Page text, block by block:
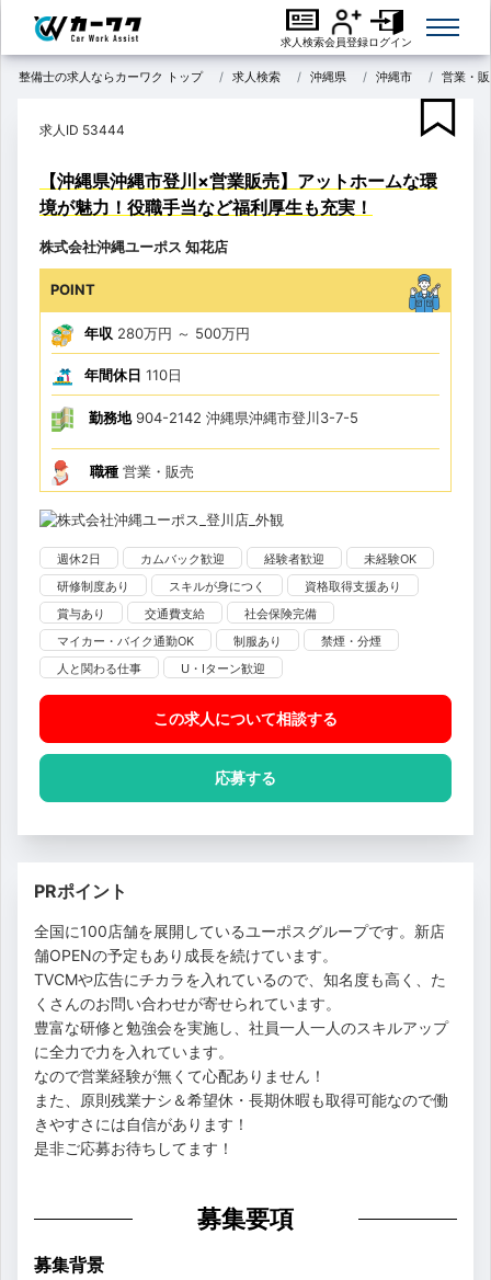
求人検索会員登録ログイン
整備士の求人ならカーワク トップ 求人検索 沖縄県 沖縄市 営業・
求人ID 53444
【沖縄県沖縄市登川×営業販売】アットホームな環
境が魅力！役職手当など福利厚生も充実！
株式会社沖縄ユーポス 知花店
POINT
年収 280万円 ～ 500万円
年間休日 110日
勤務地904-2142 沖縄県沖縄市登川3-7-5
職種 営業・販売
週休2日 カムバック歓迎 経験者歓迎
未経験OK
研修制度あり
スキルが身につく
資格取得支援あり
賞与あり
交通費支給
社会保険完備
マイカー・バイク通勤OK
制服あり
禁煙・分煙
人と関わる仕事
U・Iターン歓迎
この求人について相談する
応募する
PRポイント
全国に100店舗を展開しているユーポスグループです。新店
舗OPENの予定もあり成長を続けています。
TVCMや広告にチカラを入れているので、知名度も高く、た
くさんのお問い合わせが寄せられています。
豊富な研修と勉強会を実施し、社員一人一人のスキルアップ
に全力で力を入れています。
なので営業経験が無くて心配ありません！
また、原則残業ナシ＆希望休・長期休暇も取得可能なので働
きやすさには自信があります！
是非ご応募お待ちしてます！
募集要項
募集背景